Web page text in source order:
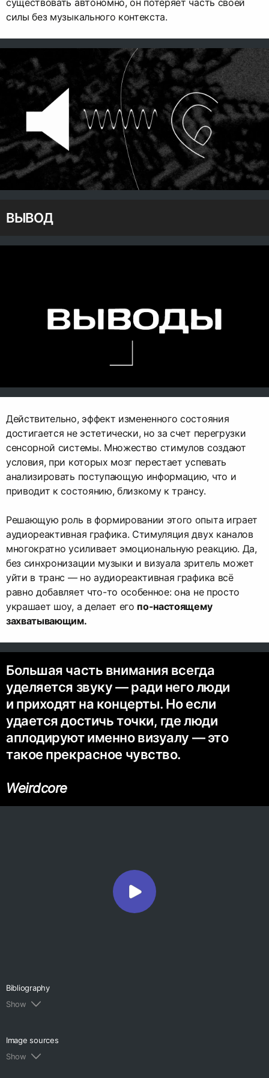
существовать автономно, он потеряет часть своей
силы без музыкального контекста.
ВЫВОД
Действительно, эффект измененного состояния
достигается не эстетически, но за счет перегрузки
сенсорной системы. Множество стимулов создают
условия, при которых мозг перестает успевать
анализировать поступающую информацию, что и
приводит к состоянию, близкому к трансу.
Решающую роль в формировании этого опыта играет
аудиореактивная графика. Стимуляция двух каналов
многократно усиливает эмоциональную реакцию. Да,
без синхронизации музыки и визуала зритель может
уйти в транс — но аудиореактивная графика всё
равно добавляет что-то особенное: она не просто
украшает шоу, а делает его по-настоящему
захватывающим.
Большая часть внимания всегда
уделяется звуку — ради него люди
и приходят на концерты. Но если
удается достичь точки, где люди
аплодируют именно визуалу — это
такое прекрасное чувство.
Weirdcore
Bibliography
Show
Time*. Режим доступа:
https://time.com/archive/6890230/graphics-
Image sources
Show